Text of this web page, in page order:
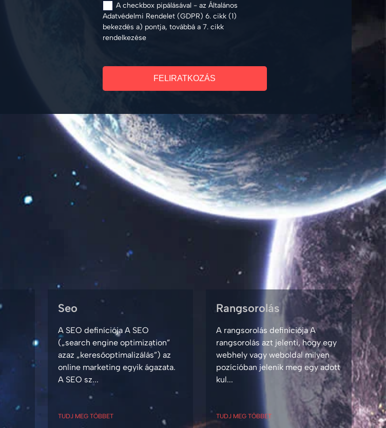
A checkbox pipálásával - az Általános
Adatvédelmi Rendelet (GDPR) 6. cikk (1)
bekezdés a) pontja, továbbá a 7. cikk
rendelkezése
FELIRATKOZÁS
Seo
A SEO definíciója A SEO
(„search engine optimization”
azaz „keresőoptimalizálás”) az
online marketing egyik ágazata.
A SEO sz...
TUDJ MEG TÖBBET
Rangsorolás
A rangsorolás definíciója A
rangsorolás azt jelenti, hogy egy
webhely vagy weboldal milyen
pozícióban jelenik meg egy adott
kul...
TUDJ MEG TÖBBET